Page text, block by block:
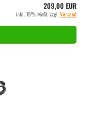
209,00 EUR
inkl. 19% MwSt. zzgl.Versand